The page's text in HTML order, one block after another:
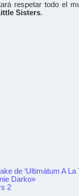
respetar todo el
Sisters.
de ‘Ultimátum A La
Darko»
2